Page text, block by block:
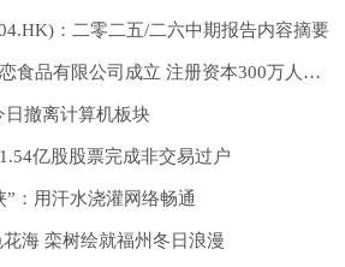
：二零二五/二六中期报告内容摘要
百事通！云南英伦之恋食品有限公司成立 注册资本300万人民币
日撤离计算机板块
亿股股票完成非交易过户
：用汗水浇灌网络畅通
海 栾树绘就福州冬日浪漫